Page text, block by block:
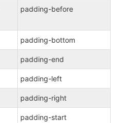
padding-before
padding-bottom
padding-end
padding-left
padding-right
padding-start